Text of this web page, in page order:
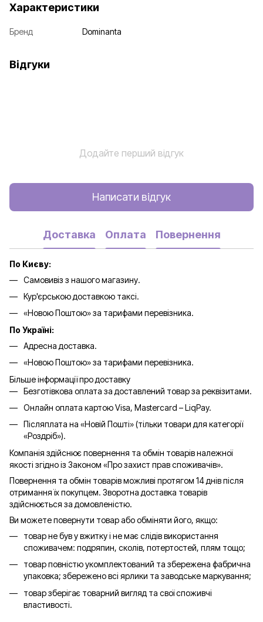
Характеристики
Бренд Dominanta
Відгуки
Додайте перший відгук
Написати відгук
Доставка Оплата Повернення
По Києву:
Самовивіз з нашого магазину.
Кур'єрською доставкою таксі.
«Новою Поштою» за тарифами перевізника.
По Україні:
Адресна доставка.
«Новою Поштою» за тарифами перевізника.
Більше інформації про доставку
Безготівкова оплата за доставлений товар за реквізитами.
Онлайн оплата картою Visa, Mastercard – LiqPay.
Післяплата на «Новій Пошті» (тільки товари для категорії
«Роздріб»).
Компанія здійснює повернення та обмін товарів належної
якості згідно із Законом «Про захист прав споживачів».
Повернення та обмін товарів можливі протягом 14 днів після
отримання їх покупцем. Зворотна доставка товарів
здійснюється за домовленістю.
Ви можете повернути товар або обміняти його, якщо:
товар не був у вжитку і не має слідів використання
споживачем: подряпин, сколів, потертостей, плям тощо;
товар повністю укомплектований та збережена фабрична
упаковка; збережено всі ярлики та заводське маркування;
товар зберігає товарний вигляд та свої споживчі
властивості.